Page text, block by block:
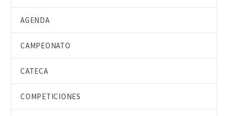
AGENDA
CAMPEONATO
CATECA
COMPETICIONES